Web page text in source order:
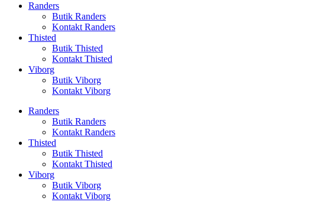
Randers
Butik Randers
Kontakt Randers
Thisted
Butik Thisted
Kontakt Thisted
Viborg
Butik Viborg
Kontakt Viborg
Randers
Butik Randers
Kontakt Randers
Thisted
Butik Thisted
Kontakt Thisted
Viborg
Butik Viborg
Kontakt Viborg